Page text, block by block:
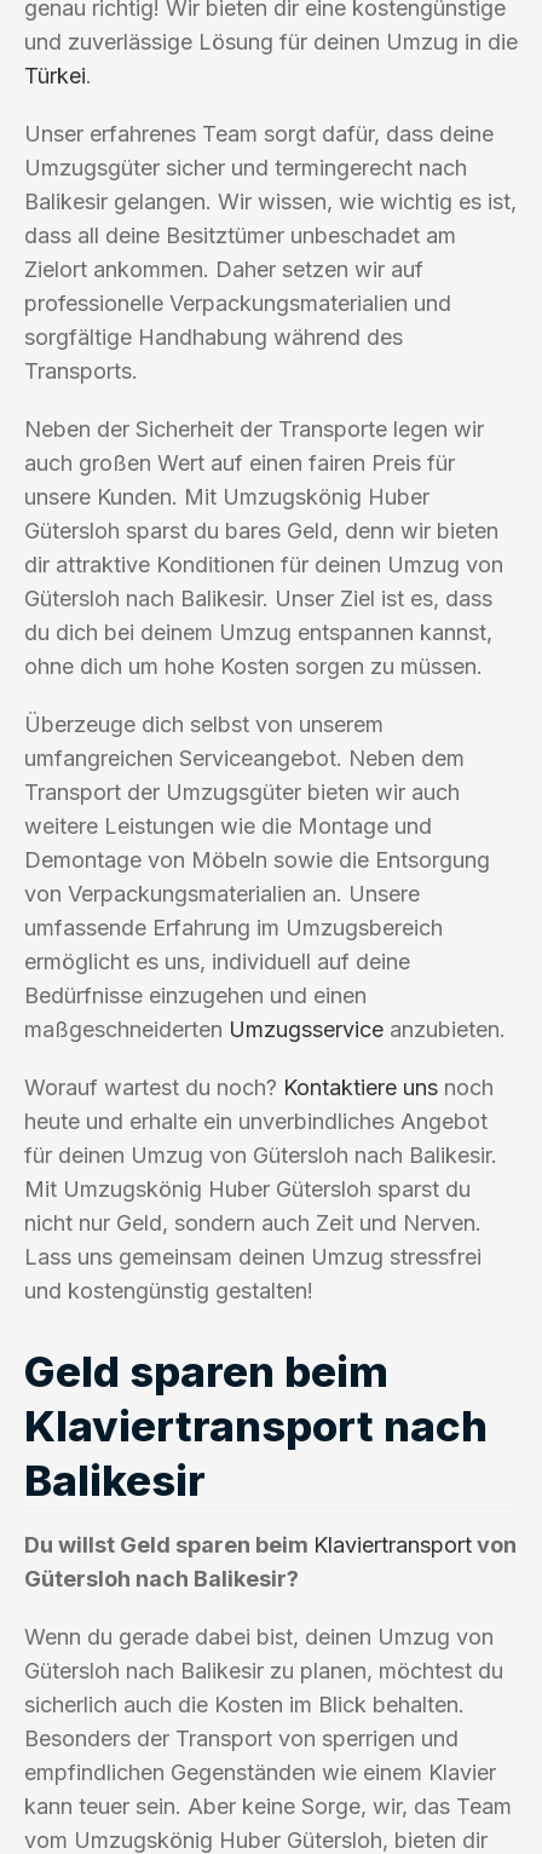
genau richtig! Wir bieten dir eine kostengünstige
und zuverlässige Lösung für deinen Umzug in die
Türkei.
Unser erfahrenes Team sorgt dafür, dass deine
Umzugsgüter sicher und termingerecht nach
Balikesir gelangen. Wir wissen, wie wichtig es ist,
dass all deine Besitztümer unbeschadet am
Zielort ankommen. Daher setzen wir auf
professionelle Verpackungsmaterialien und
sorgfältige Handhabung während des
Transports.
Neben der Sicherheit der Transporte legen wir
auch großen Wert auf einen fairen Preis für
unsere Kunden. Mit Umzugskönig Huber
Gütersloh sparst du bares Geld, denn wir bieten
dir attraktive Konditionen für deinen Umzug von
Gütersloh nach Balikesir. Unser Ziel ist es, dass
du dich bei deinem Umzug entspannen kannst,
ohne dich um hohe Kosten sorgen zu müssen.
Überzeuge dich selbst von unserem
umfangreichen Serviceangebot. Neben dem
Transport der Umzugsgüter bieten wir auch
weitere Leistungen wie die Montage und
Demontage von Möbeln sowie die Entsorgung
von Verpackungsmaterialien an. Unsere
umfassende Erfahrung im Umzugsbereich
ermöglicht es uns, individuell auf deine
Bedürfnisse einzugehen und einen
maßgeschneiderten Umzugsservice anzubieten.
Worauf wartest du noch? Kontaktiere uns noch
heute und erhalte ein unverbindliches Angebot
für deinen Umzug von Gütersloh nach Balikesir.
Mit Umzugskönig Huber Gütersloh sparst du
nicht nur Geld, sondern auch Zeit und Nerven.
Lass uns gemeinsam deinen Umzug stressfrei
und kostengünstig gestalten!
Geld sparen beim
Klaviertransport nach
Balikesir
Du willst Geld sparen beim Klaviertransportvon
Gütersloh nach Balikesir?
Wenn du gerade dabei bist, deinen Umzug von
Gütersloh nach Balikesir zu planen, möchtest du
sicherlich auch die Kosten im Blick behalten.
Besonders der Transport von sperrigen und
empfindlichen Gegenständen wie einem Klavier
kann teuer sein. Aber keine Sorge, wir, das Team
vom Umzugskönig Huber Gütersloh, bieten dir